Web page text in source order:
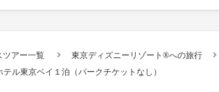
ツアー一覧
東京ディズニーリゾート®への旅行
ル東京ベイ１泊（パークチケットなし）